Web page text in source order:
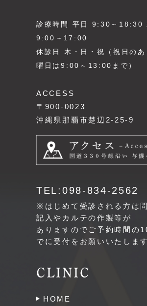
診療時間 平日 9:30～18:30
9:00～17:00
休診日 木・日・祝（祝日のあ
曜日は9:00～13:00まで）
ACCESS
〒900-0023
沖縄県那覇市楚辺2-25-9
TEL:098-834-2562
※はじめて受診される方は
記入やカルテの作製等が
ありますのでご予約時間の
でに受付をお願いいたします
CLINIC
HOME